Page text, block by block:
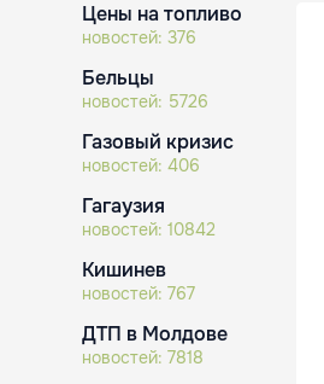
Цены на топливо
новостей: 376
Бельцы
новостей: 5726
Газовый кризис
новостей: 406
Гагаузия
новостей: 10842
Кишинев
новостей: 767
ДТП в Молдове
новостей: 7818